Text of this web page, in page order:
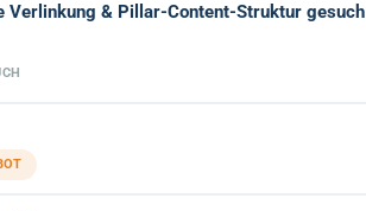
Verlinkung & Pillar-Content-Struktur gesuch